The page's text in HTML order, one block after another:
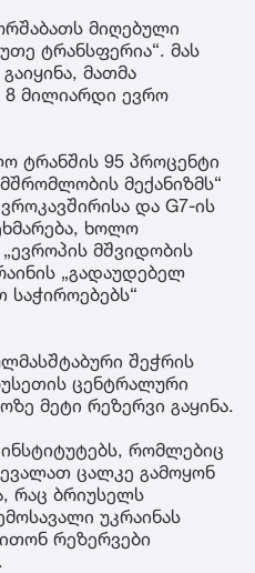
მიღებული
ტრანსფერია“. მას
მათმა
8 მილიარდი ევრო
ტრანშის 95 პროცენტი
მექანიზმს“
და G7-ის
ხოლო
მშვიდობის
„გადაუდებელ
შეჭრის
ცენტრალური
მეტი რეზერვი გაყინა.
რომლებიც
ცალკე გამოყონ
რაც ბრიუსელს
უკრაინას
რეზერვები